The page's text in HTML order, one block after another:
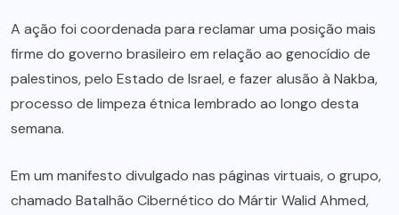
A ação foi coordenada para reclamar uma posição mais
firme do governo brasileiro em relação ao genocídio de
palestinos, pelo Estado de Israel, e fazer alusão à Nakba,
processo de limpeza étnica lembrado ao longo desta
semana.
Em um manifesto divulgado nas páginas virtuais, o grupo,
chamado Batalhão Cibernético do Mártir Walid Ahmed,